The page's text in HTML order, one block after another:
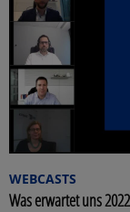
WEBCASTS
Was erwartet uns